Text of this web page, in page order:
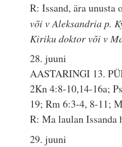
R: Issand, ära unusta
või v Aleksandria p.
Kiriku doktor või v
28. juuni
AASTARINGI 13.
2Kn 4:8-10,14-16a;
19; Rm 6:3-4, 8-11;
R: Ma laulan Issanda
29. juuni